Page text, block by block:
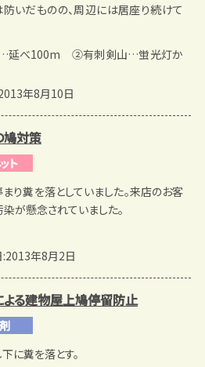
いだものの、周辺には居座り続けて
…延べ100m ②有刺剣山…蛍光灯か
年8月10日
鳩対策
ト
り糞を落としていました。来店のお客
が懸念されていました。
年8月2日
る建物屋上鳩停留防止
に糞を落とす。